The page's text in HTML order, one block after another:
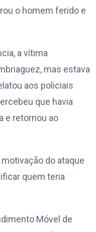
o homem ferido e
a vítima
mas estava
aos policiais
que havia
e retornou ao
do ataque
quem teria
Móvel de